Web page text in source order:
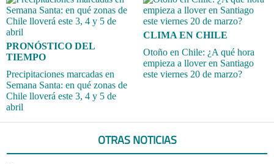
PRONÓSTICO DEL
TIEMPO
Precipitaciones marcadas en
Semana Santa: en qué zonas de
Chile lloverá este 3, 4 y 5 de
abril
CLIMA EN CHILE
Otoño en Chile: ¿A qué hora
empieza a llover en Santiago
este viernes 20 de marzo?
OTRAS NOTICIAS